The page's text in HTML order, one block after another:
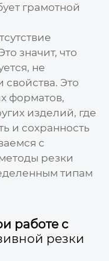
грамотной
значит, что
не
свойства. Это
форматов,
изделий, где
и сохранность
с
резки
типам
работе с
резки